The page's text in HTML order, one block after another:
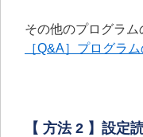
その他のプログラ
［Q&A］プログラ
【 方法 2 】設定